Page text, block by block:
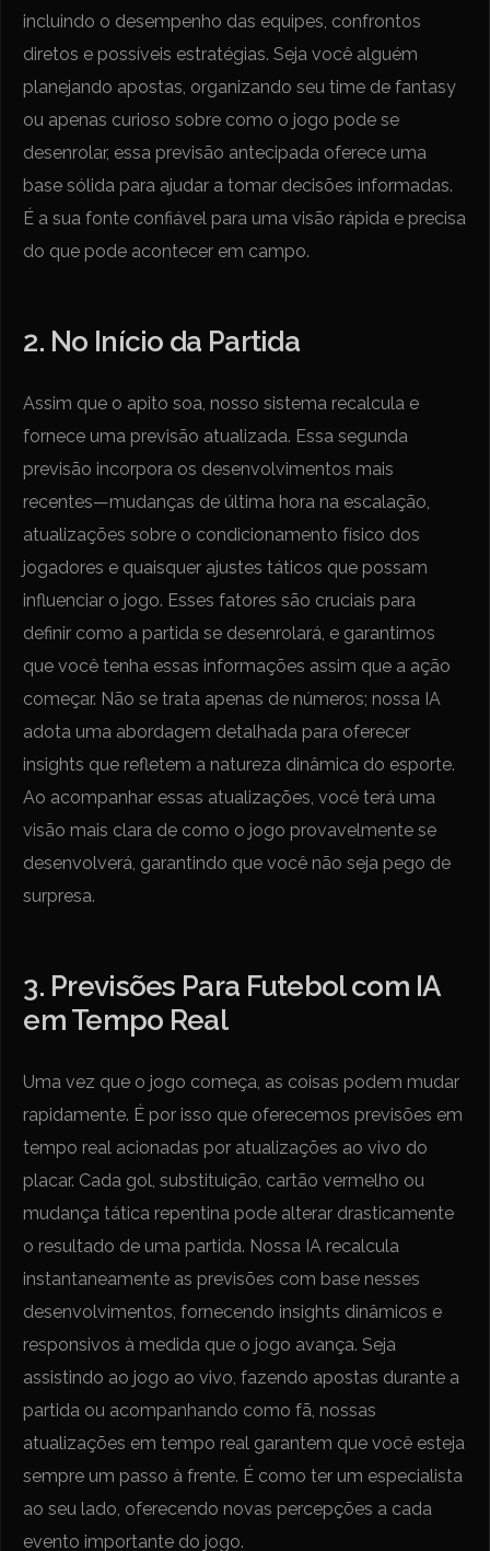
incluindo o desempenho das equipes, confrontos
diretos e possíveis estratégias. Seja você alguém
planejando apostas, organizando seu time de fantasy
ou apenas curioso sobre como o jogo pode se
desenrolar, essa previsão antecipada oferece uma
base sólida para ajudar a tomar decisões informadas.
É a sua fonte confiável para uma visão rápida e precisa
do que pode acontecer em campo.
2. No Início da Partida
Assim que o apito soa, nosso sistema recalcula e
fornece uma previsão atualizada. Essa segunda
previsão incorpora os desenvolvimentos mais
recentes—mudanças de última hora na escalação,
atualizações sobre o condicionamento físico dos
jogadores e quaisquer ajustes táticos que possam
influenciar o jogo. Esses fatores são cruciais para
definir como a partida se desenrolará, e garantimos
que você tenha essas informações assim que a ação
começar. Não se trata apenas de números; nossa IA
adota uma abordagem detalhada para oferecer
insights que refletem a natureza dinâmica do esporte.
Ao acompanhar essas atualizações, você terá uma
visão mais clara de como o jogo provavelmente se
desenvolverá, garantindo que você não seja pego de
surpresa.
3. Previsões Para Futebol com IA
em Tempo Real
Uma vez que o jogo começa, as coisas podem mudar
rapidamente. É por isso que oferecemos previsões em
tempo real acionadas por atualizações ao vivo do
placar. Cada gol, substituição, cartão vermelho ou
mudança tática repentina pode alterar drasticamente
o resultado de uma partida. Nossa IA recalcula
instantaneamente as previsões com base nesses
desenvolvimentos, fornecendo insights dinâmicos e
responsivos à medida que o jogo avança. Seja
assistindo ao jogo ao vivo, fazendo apostas durante a
partida ou acompanhando como fã, nossas
atualizações em tempo real garantem que você esteja
sempre um passo à frente. É como ter um especialista
ao seu lado, oferecendo novas percepções a cada
evento importante do jogo.